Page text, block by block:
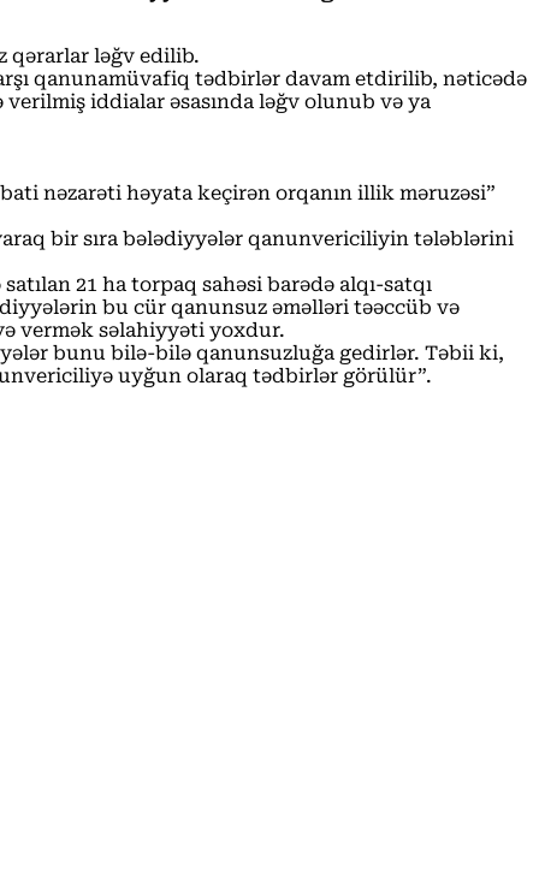
qərarlar ləğv edilib.
qanunamüvafiq tədbirlər davam etdirilib, nəticədə
iddialar əsasında ləğv olunub və ya
nəzarəti həyata keçirən orqanın illik məruzəsi”
bir sıra bələdiyyələr qanunvericiliyin tələblərini
21 ha torpaq sahəsi barədə alqı-satqı
bu cür qanunsuz əməlləri təəccüb və
vermək səlahiyyəti yoxdur.
bunu bilə-bilə qanunsuzluğa gedirlər. Təbii ki,
uyğun olaraq tədbirlər görülür”.